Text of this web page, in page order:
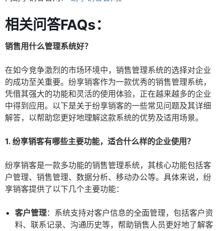
相关问答FAQs：
销售用什么管理系统好？
在如今竞争激烈的市场环境中，销售管理系统的选择对企业
的成功至关重要。纷享销客作为一款优秀的销售管理系统，
凭借其强大的功能和灵活的使用体验，正在越来越多的企业
中得到应用。以下是关于纷享销客的一些常见问题及其详细
解答，以帮助您更好地理解这款系统的优势及适用场景。
1. 纷享销客有哪些主要功能，适合什么样的企业使用？
纷享销客是一款多功能的销售管理系统，其核心功能包括客
户管理、销售管理、数据分析、移动办公等。具体来说，纷
享销客提供了以下几个主要功能：
客户管理：系统支持对客户信息的全面管理，包括客户资
料、联系记录、沟通历史等，帮助销售人员更好地了解客